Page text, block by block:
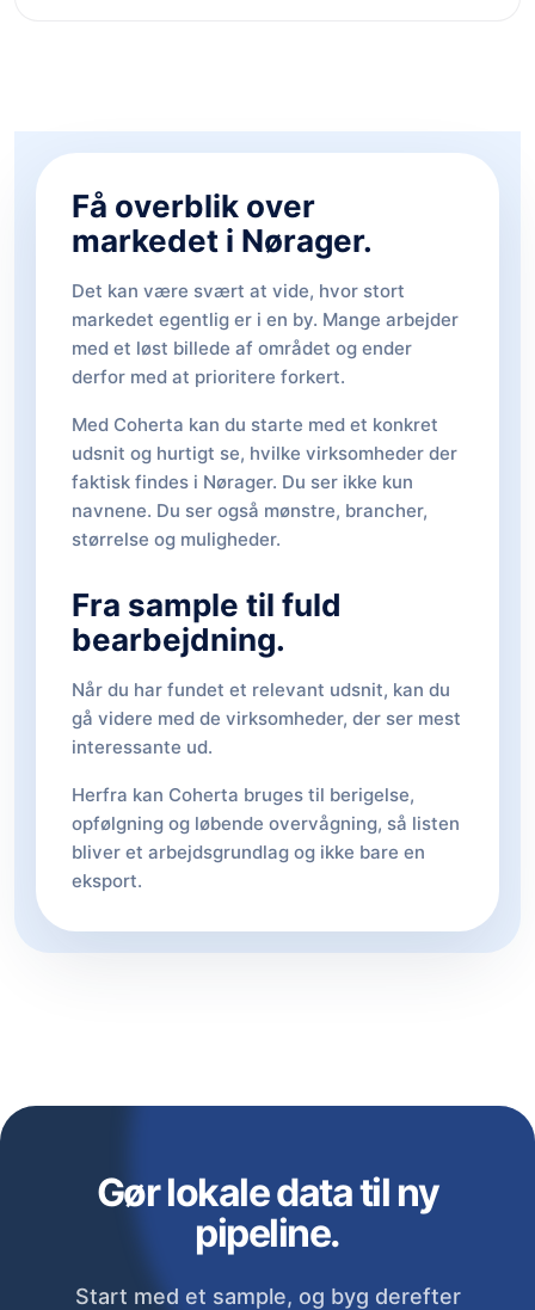
Få overblik over
markedet i Nørager.
Det kan være svært at vide, hvor stort
markedet egentlig er i en by. Mange arbejder
med et løst billede af området og ender
derfor med at prioritere forkert.
Med Coherta kan du starte med et konkret
udsnit og hurtigt se, hvilke virksomheder der
faktisk findes i Nørager. Du ser ikke kun
navnene. Du ser også mønstre, brancher,
størrelse og muligheder.
Fra sample til fuld
bearbejdning.
Når du har fundet et relevant udsnit, kan du
gå videre med de virksomheder, der ser mest
interessante ud.
Herfra kan Coherta bruges til berigelse,
opfølgning og løbende overvågning, så listen
bliver et arbejdsgrundlag og ikke bare en
eksport.
Gør lokale data til ny
pipeline.
Start med et sample, og byg derefter